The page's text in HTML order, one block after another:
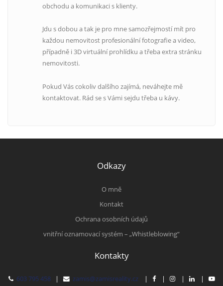
obchodu a komunikaci s klienty.
Jdu s dobou a tak je pro mne samozřejmostí mít pro
každou nemovitost profesionální fotografie a video,
případně i 3D virtuální prohlídku a třeba extra stránku
nemovitosti.
Pokud Vás cokoliv dalšího zajímá, neváhejte mě
kontaktovat. Rád se s Vámi sejdu třeba u kávy.
Odkazy
O mně
Kontakt
Ochrana osobních údajů
vnitřní oznamovací systém – „Whistleblowing“
Kontakty
603 795 458| zamis@zamisreality.cz| | | |